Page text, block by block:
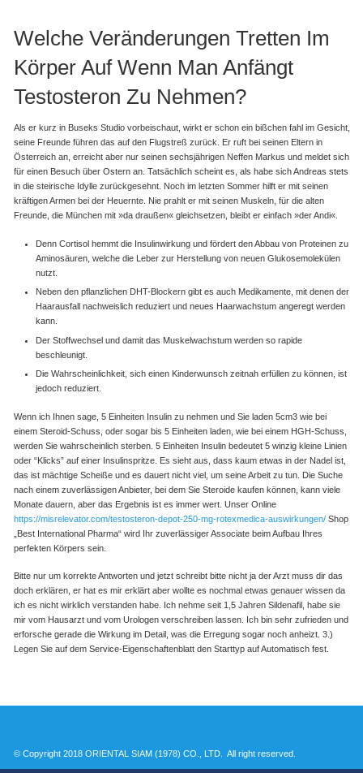
Welche Veränderungen Tretten Im
Körper Auf Wenn Man Anfängt
Testosteron Zu Nehmen?
Als er kurz in Buseks Studio vorbeischaut, wirkt er schon ein bißchen fahl im Gesicht,
seine Freunde führen das auf den Flugstreß zurück. Er ruft bei seinen Eltern in
Österreich an, erreicht aber nur seinen sechsjährigen Neffen Markus und meldet sich
für einen Besuch über Ostern an. Tatsächlich scheint es, als habe sich Andreas stets
in die steirische Idylle zurückgesehnt. Noch im letzten Sommer hilft er mit seinen
kräftigen Armen bei der Heuernte. Nie prahlt er mit seinen Muskeln, für die alten
Freunde, die München mit »da draußen« gleichsetzen, bleibt er einfach »der Andi«.
Denn Cortisol hemmt die Insulinwirkung und fördert den Abbau von Proteinen zu
Aminosäuren, welche die Leber zur Herstellung von neuen Glukosemolekülen
nutzt.
Neben den pflanzlichen DHT-Blockern gibt es auch Medikamente, mit denen der
Haarausfall nachweislich reduziert und neues Haarwachstum angeregt werden
kann.
Der Stoffwechsel und damit das Muskelwachstum werden so rapide
beschleunigt.
Die Wahrscheinlichkeit, sich einen Kinderwunsch zeitnah erfüllen zu können, ist
jedoch reduziert.
Wenn ich Ihnen sage, 5 Einheiten Insulin zu nehmen und Sie laden 5cm3 wie bei
einem Steroid-Schuss, oder sogar bis 5 Einheiten laden, wie bei einem HGH-Schuss,
werden Sie wahrscheinlich sterben. 5 Einheiten Insulin bedeutet 5 winzig kleine Linien
oder “Klicks” auf einer Insulinspritze. Es sieht aus, dass kaum etwas in der Nadel ist,
das ist mächtige Scheiße und es dauert nicht viel, um seine Arbeit zu tun. Die Suche
nach einem zuverlässigen Anbieter, bei dem Sie Steroide kaufen können, kann viele
Monate dauern, aber das Ergebnis ist es immer wert. Unser Online
https://misrelevator.com/testosteron-depot-250-mg-rotexmedica-auswirkungen/Shop
„Best International Pharma“ wird Ihr zuverlässiger Associate beim Aufbau Ihres
perfekten Körpers sein.
Bitte nur um korrekte Antworten und jetzt schreibt bitte nicht ja der Arzt muss dir das
doch erklären, er hat es mir erklärt aber wollte es nochmal etwas genauer wissen da
ich es nicht wirklich verstanden habe. Ich nehme seit 1,5 Jahren Sildenafil, habe sie
mir vom Hausarzt und vom Urologen verschreiben lassen. Ich bin sehr zufrieden und
erforsche gerade die Wirkung im Detail, was die Erregung sogar noch anheizt. 3.)
Legen Sie auf dem Service-Eigenschaftenblatt den Starttyp auf Automatisch fest.
© Copyright 2018 ORIENTAL SIAM (1978) CO., LTD. All right reserved.